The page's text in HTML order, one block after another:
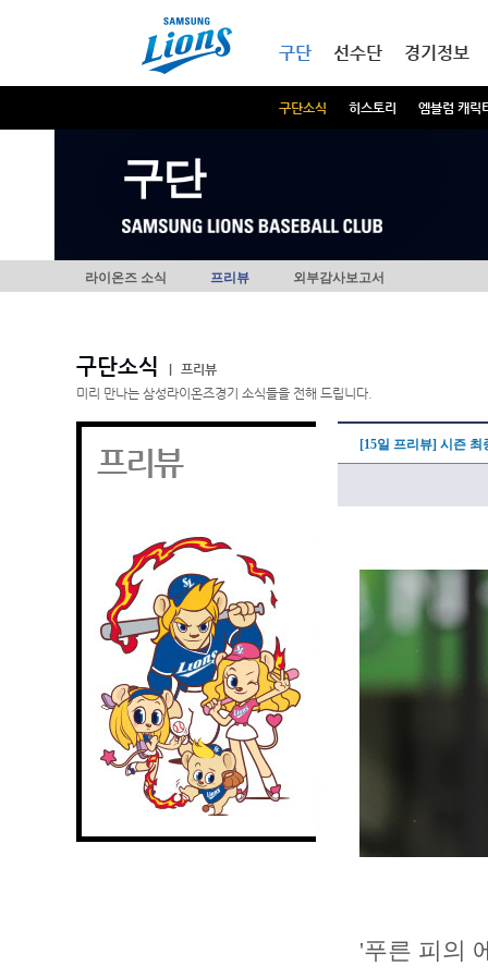
구단
구단소식 히스토리 엠블럼 캐릭
선수단 경기정보
구단
라이온즈 소식 프리뷰 외부감사보고서
구단소식
프리뷰
미리 만나는 삼성라이온즈경기 소식들을 전해 드립니다.
프리뷰 [15일 프리뷰] 시즌
'푸른 피의